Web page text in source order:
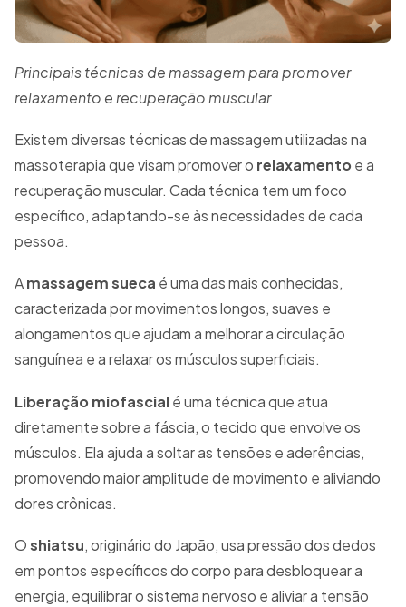
Principais técnicas de massagem para promover
relaxamento e recuperação muscular
Existem diversas técnicas de massagem utilizadas na
massoterapia que visam promover o relaxamentoe a
recuperação muscular. Cada técnica tem um foco
específico, adaptando-se às necessidades de cada
pessoa.
Amassagem sueca é uma das mais conhecidas,
caracterizada por movimentos longos, suaves e
alongamentos que ajudam a melhorar a circulação
sanguínea e a relaxar os músculos superficiais.
Liberação miofascialé uma técnica que atua
diretamente sobre a fáscia, o tecido que envolve os
músculos. Ela ajuda a soltar as tensões e aderências,
promovendo maior amplitude de movimento e aliviando
dores crônicas.
Oshiatsu, originário do Japão, usa pressão dos dedos
em pontos específicos do corpo para desbloquear a
energia, equilibrar o sistema nervoso e aliviar a tensão